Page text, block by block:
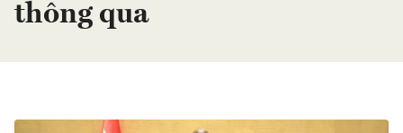
thông qua